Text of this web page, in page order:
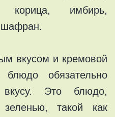
корица, имбирь,
шафран.
вкусом и кремовой
обязательно
Это блюдо,
такой как